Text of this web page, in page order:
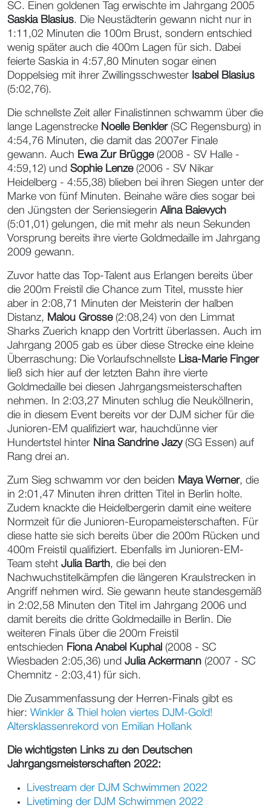
SC. Einen goldenen Tag erwischte im Jahrgang 2005
Saskia Blasius. Die Neustädterin gewann nicht nur in
1:11,02 Minuten die 100m Brust, sondern entschied
wenig später auch die 400m Lagen für sich. Dabei
feierte Saskia in 4:57,80 Minuten sogar einen
Doppelsieg mit ihrer Zwillingsschwester Isabel Blasius
(5:02,76).
Die schnellste Zeit aller Finalistinnen schwamm über die
lange Lagenstrecke Noelle Benkler(SC Regensburg) in
4:54,76 Minuten, die damit das 2007er Finale
gewann. Auch Ewa Zur Brügge(2008 - SV Halle -
4:59,12) und Sophie Lenze(2006 - SV Nikar
Heidelberg - 4:55,38) blieben bei ihren Siegen unter der
Marke von fünf Minuten. Beinahe wäre dies sogar bei
den Jüngsten der Seriensiegerin Alina Baievych
(5:01,01) gelungen, die mit mehr als neun Sekunden
Vorsprung bereits ihre vierte Goldmedaille im Jahrgang
2009 gewann.
Zuvor hatte das Top-Talent aus Erlangen bereits über
die 200m Freistil die Chance zum Titel, musste hier
aber in 2:08,71 Minuten der Meisterin der halben
Distanz, Malou Grosse(2:08,24) von den Limmat
Sharks Zuerich knapp den Vortritt überlassen. Auch im
Jahrgang 2005 gab es über diese Strecke eine kleine
Überraschung: Die Vorlaufschnellste Lisa-Marie Finger
ließ sich hier auf der letzten Bahn ihre vierte
Goldmedaille bei diesen Jahrgangsmeisterschaften
nehmen. In 2:03,27 Minuten schlug die Neuköllnerin,
die in diesem Event bereits vor der DJM sicher für die
Junioren-EM qualifiziert war, hauchdünne vier
Hundertstel hinter Nina Sandrine Jazy(SG Essen) auf
Rang drei an.
Zum Sieg schwamm vor den beiden Maya Werner, die
in 2:01,47 Minuten ihren dritten Titel in Berlin holte.
Zudem knackte die Heidelbergerin damit eine weitere
Normzeit für die Junioren-Europameisterschaften. Für
diese hatte sie sich bereits über die 200m Rücken und
400m Freistil qualifiziert. Ebenfalls im Junioren-EM-
Team steht Julia Barth, die bei den
Nachwuchstitelkämpfen die längeren Kraulstrecken in
Angriff nehmen wird. Sie gewann heute standesgemäß
in 2:02,58 Minuten den Titel im Jahrgang 2006 und
damit bereits die dritte Goldmedaille in Berlin. Die
weiteren Finals über die 200m Freistil
entschieden Fiona Anabel Kuphal (2008 - SC
Wiesbaden 2:05,36) und Julia Ackermann (2007 - SC
Chemnitz - 2:03,41) für sich.
Die Zusammenfassung der Herren-Finals gibt es
hier: Winkler & Thiel holen viertes DJM-Gold!
Altersklassenrekord von Emilian Hollank
Die wichtigsten Links zu den Deutschen
Jahrgangsmeisterschaften 2022:
Livestream der DJM Schwimmen 2022
Livetiming der DJM Schwimmen 2022